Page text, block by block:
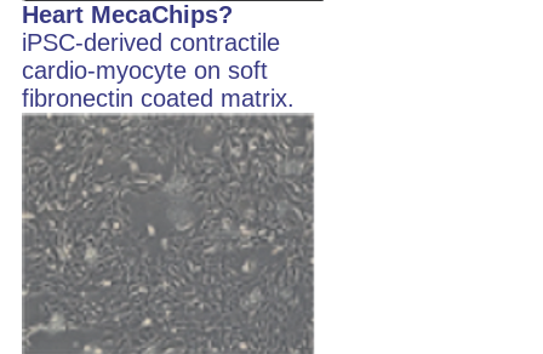
Heart MecaChips?
iPSC-derived contractile
cardio-myocyte on soft
fibronectin coated matrix.